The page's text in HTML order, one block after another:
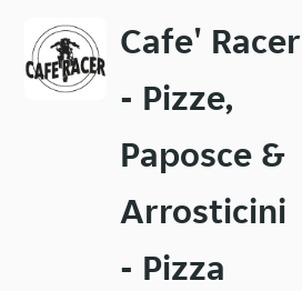
contenuto
principale
Cafe' Racer
- Pizze,
Paposce &
Arrosticini
- Pizza